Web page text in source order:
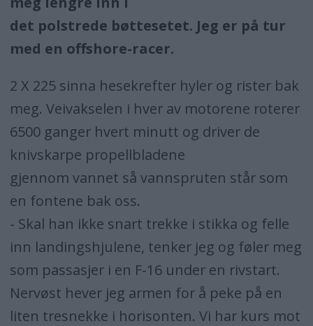
det polstrede bøttesetet. Jeg er på tur
med en offshore-racer.
2 X 225 sinna hesekrefter hyler og rister bak
meg. Veivakselen i hver av motorene roterer
6500 ganger hvert minutt og driver de
knivskarpe propellbladene
gjennom vannet så vannspruten står som
en fontene bak oss.
- Skal han ikke snart trekke i stikka og felle
inn landingshjulene, tenker jeg og føler meg
som passasjer i en F-16 under en rivstart.
Nervøst hever jeg armen for å peke på en
liten tresnekke i horisonten. Vi har kurs mot